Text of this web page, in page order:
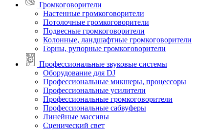
Громкоговорители
Настенные громкоговорители
Потолочные громкоговорители
Подвесные громкоговорители
Колонные, ландшафтные громкоговорители
Горны, рупорные громкоговорители
Профессиональные звуковые системы
Оборудование для DJ
Профессиональные микшеры, процессоры
Профессиональные усилители
Профессиональные громкоговорители
Профессиональные сабвуферы
Линейные массивы
Сценический свет